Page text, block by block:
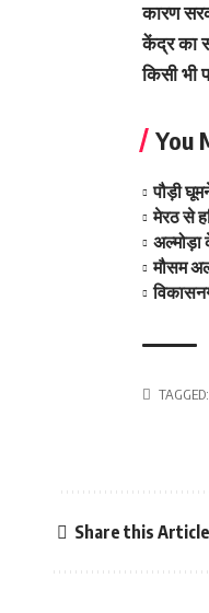
कारण
केंद्र का
किसी भी
You
पौड़ी
मेरठ से
अल्मोड़ा
मौसम
TAGGED:
Share this Article